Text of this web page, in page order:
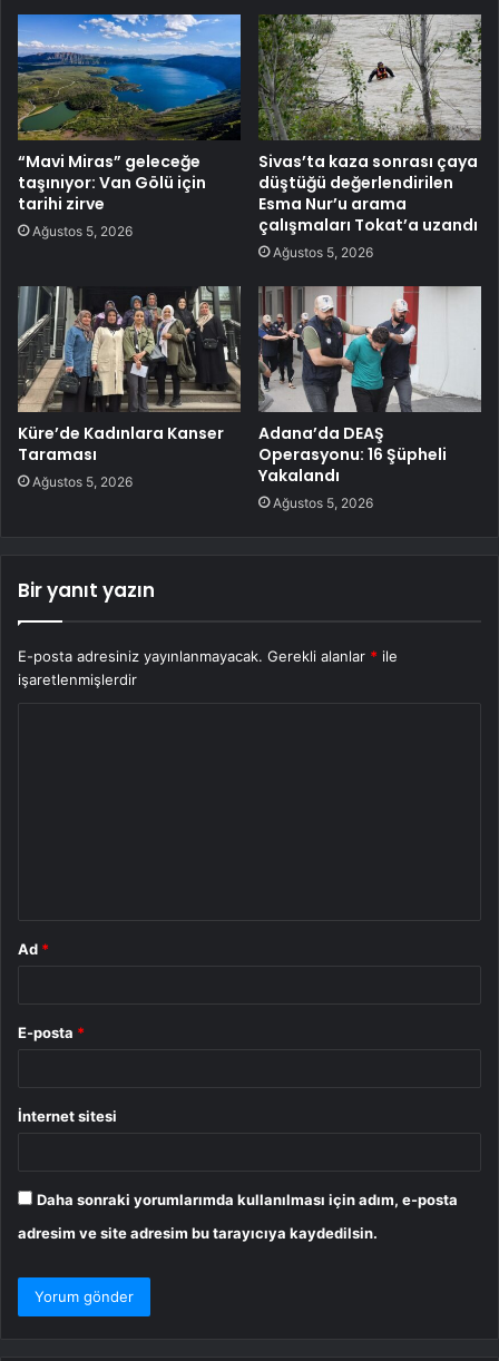
“Mavi Miras” geleceğe
taşınıyor: Van Gölü için
tarihi zirve
Ağustos 5, 2026
Sivas’ta kaza sonrası çaya
düştüğü değerlendirilen
Esma Nur’u arama
çalışmaları Tokat’a uzandı
Ağustos 5, 2026
Küre’de Kadınlara Kanser
Taraması
Ağustos 5, 2026
Adana’da DEAŞ
Operasyonu: 16 Şüpheli
Yakalandı
Ağustos 5, 2026
Bir yanıt yazın
E-posta adresiniz yayınlanmayacak. Gerekli alanlar * ile
işaretlenmişlerdir
Ad *
E-posta *
İnternet sitesi
Daha sonraki yorumlarımda kullanılması için adım, e-posta
adresim ve site adresim bu tarayıcıya kaydedilsin.